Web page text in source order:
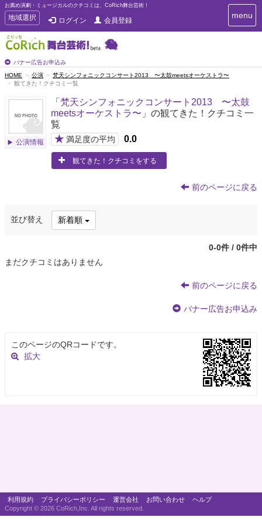
お薦め演劇・ミュージカルのクチコミは、CoRich舞台芸術！
T
o
g
g
e
n
a
t
i
地域選択 ログイン 会員登録
バナー広告お申込み
T
o
a
v
i
n
menu
HOME 公演
梵天シンフォニックコンサート2013 〜太鼓meetsオーケストラ〜
観てきた！クチコミ一覧
公演情報
「 梵天シンフォニックコンサート2013 〜太鼓
meetsオーケストラ〜 」の観てきた！クチコミ一
覧
★ 満足度の平均 0.0
観てきた！クチコミをする
前のページに戻る
並び替え 新着順
0-0件 / 0件中
まだクチコミはありません
前のページに戻る
バナー広告お申込み
このページのQRコードです。
拡大
利用規約 プライバシーポリシー 運営会社 お問い合わせ
ヘルプ
Copyright © 2026 CoRich,Inc. All rights reserved.